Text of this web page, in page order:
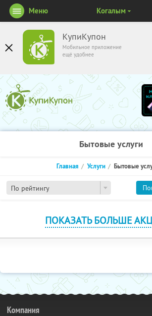
КупиКупон
Мобильное приложение
ещё удобнее
Меню Когалым
Бытовые услуги
По рейтингу
Главная Услуги Бытовые
ПОКАЗАТЬ БОЛЬШЕ
Компания